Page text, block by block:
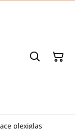
plexiglas